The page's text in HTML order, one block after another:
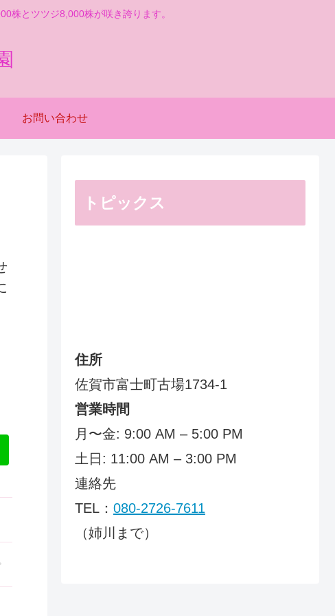
株とツツジ8,000株が咲き誇ります。
お問い合わせ
トピックス
住所
佐賀市富士町古場1734-1
営業時間
月〜金: 9:00 AM – 5:00 PM
土日: 11:00 AM – 3:00 PM
連絡先
TEL： 080-2726-7611
（姉川まで）